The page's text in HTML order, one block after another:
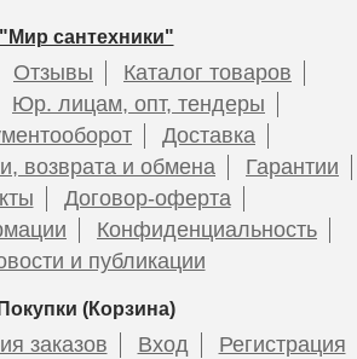
Подробнее
0001-
Клапан предохранительный
ROMMER для отопления
2.5 бар 1/2 x3/4 RVS-0001-
"Мир сантехники"
Отзывы
Каталог товаров
Юр. лицам, опт, тендеры
Доставка
возврата и обмена
Гарантии
Договор-оферта
Конфиденциальность
и публикации
Покупки (Корзина)
заказов Вход Регистрация